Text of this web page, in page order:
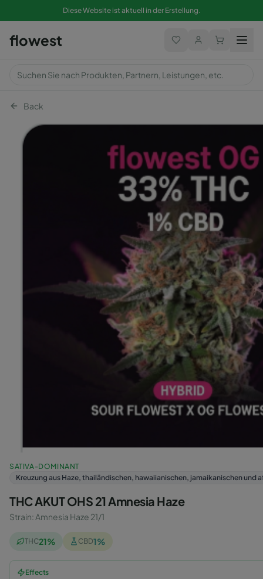
Diese Website ist aktuell in der Erstellung.
flowest
Back
SATIVA-DOMINANT
Kreuzung aus Haze, thailändischen, hawaiianischen, jamaikanischen und
THC AKUT OHS 21 Amnesia Haze
Strain: Amnesia Haze 21/1
THC21% CBD1%
Effects